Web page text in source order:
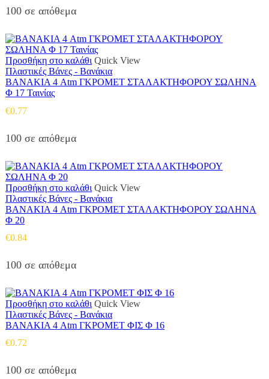
100 σε απόθεμα
Προσθήκη στο καλάθι Quick View
Πλαστικές Βάνες - Βανάκια
ΒΑΝΑΚΙΑ 4 Atm ΓΚΡΟΜΕΤ ΣΤΑΛΑΚΤΗΦΟΡΟΥ ΣΩΛΗΝΑ
Φ 17 Ταινίας
€0.77
100 σε απόθεμα
Προσθήκη στο καλάθι Quick View
Πλαστικές Βάνες - Βανάκια
ΒΑΝΑΚΙΑ 4 Atm ΓΚΡΟΜΕΤ ΣΤΑΛΑΚΤΗΦΟΡΟΥ ΣΩΛΗΝΑ
Φ 20
€0.84
100 σε απόθεμα
Προσθήκη στο καλάθι Quick View
Πλαστικές Βάνες - Βανάκια
ΒΑΝΑΚΙΑ 4 Atm ΓΚΡΟΜΕΤ ΦΙΣ Φ 16
€0.72
100 σε απόθεμα